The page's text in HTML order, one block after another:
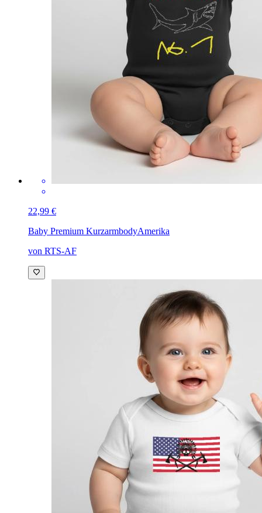
22,99 €
Baby Premium KurzarmbodyAmerika
von RTS-AF